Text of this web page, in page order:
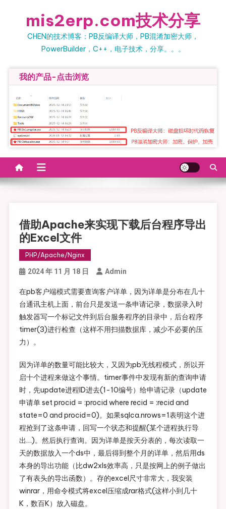
mis2erp.com技术分享
CHEN的技术博客：PB反编译大师，PB混淆加密大师，
PowerBuilder，C++，电子技术，分享。。。
我的产品-点击浏览
借助apache来实现下载后台程序导出
的excel文件
PHP/Apache/Nginx
2024 年 11 月 18 日 Admin
在pb客户端模式需要查询客户详单，因为详单是分布在几十
台通讯主机上面，前台只是发送一条申请记录，数据录入时
触发器写一个标记文件到后台服务程序的目录中，后台程序
timer(3)进行检查（这样不用扫描数据库，减少不必要的压
力）。
因为详单的数量可能比较大，又因为pb无线程模式，所以开
启十个进程来做这个事情。timer事件中发现有新的查询申请
时，先update进程ID进去(1-10编号）给申请记录（update
申请单 set procid = :procid where recid = :recid and
state=0 and procid=0)。如果sqlca.nrows=1表明这个进
程抢到了这条申请，回写一个状态和提醒(某个进程执行导
出…)。然后执行查询。因为详单是按天分表的，每次读取一
天的数据放入一个ds中，最后得到整个月的详单，然后用ds
本身的导出功能（比dw2xls效率高，只是按网上的例子做出
了有表头的导出函数）。存的excel尺寸非常大，我安装
winrar，用命令模式将excel压缩成rar格式(这样小到几十
K，数百K）放入磁盘。